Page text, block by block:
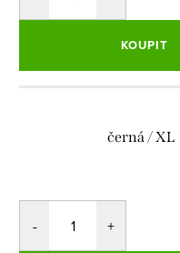
KOUPIT
černá / XL